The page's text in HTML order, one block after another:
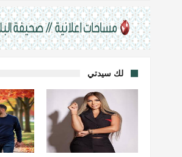
لك سيدتي